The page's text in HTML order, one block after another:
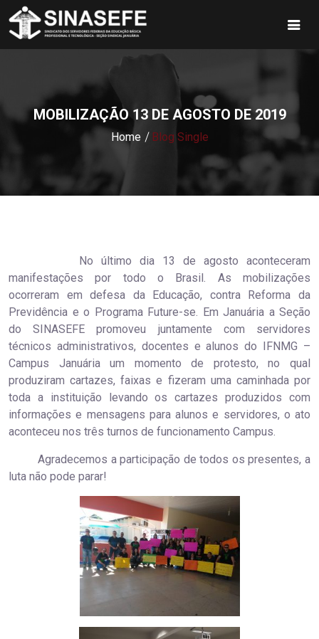
MOBILIZAÇÃO 13 DE AGOSTO DE 2019
Home Blog Single
No último dia 13 de agosto aconteceram
manifestações por todo o Brasil. As mobilizações
ocorreram em defesa da Educação, contra Reforma da
Previdência e o Programa Future-se. Em Januária a Seção
do SINASEFE promoveu juntamente com servidores
técnicos administrativos, docentes e alunos do IFNMG –
Campus Januária um momento de protesto, no qual
produziram cartazes, faixas e fizeram uma caminhada por
toda a instituição levando os cartazes produzidos com
informações e mensagens para alunos e servidores, o ato
aconteceu nos três turnos de funcionamento Campus.
Agradecemos a participação de todos os presentes, a
luta não pode parar!